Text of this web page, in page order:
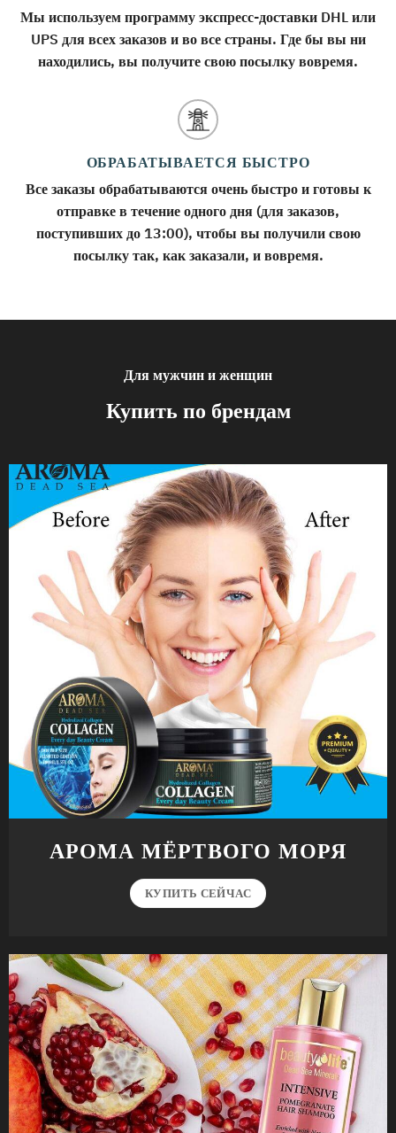
Мы используем программу экспресс-доставки DHL или
UPS для всех заказов и во все страны. Где бы вы ни
находились, вы получите свою посылку вовремя.
ОБРАБАТЫВАЕТСЯ БЫСТРО
Все заказы обрабатываются очень быстро и готовы к
отправке в течение одного дня (для заказов,
поступивших до 13:00), чтобы вы получили свою
посылку так, как заказали, и вовремя.
Для мужчин и женщин
Купить по брендам
АРОМА МЁРТВОГО МОРЯ
КУПИТЬ СЕЙЧАС